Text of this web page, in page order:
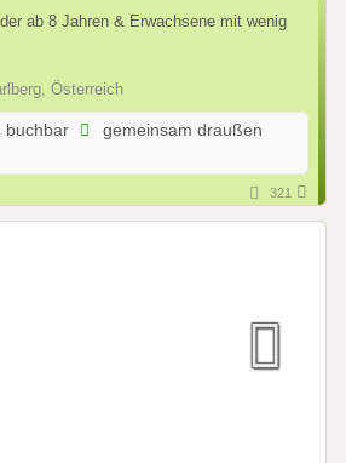
ab 8 Jahren & Erwachsene mit wenig
Österreich
buchbar
gemeinsam draußen
321